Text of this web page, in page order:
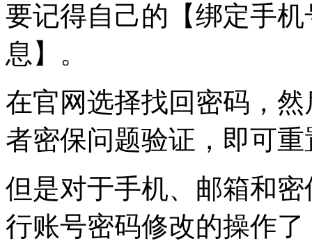
要记得自己的【绑定手
息】。
在官网选择找回密码，
者密保问题验证，即可
但是对于手机、邮箱和
行账号密码修改的操作